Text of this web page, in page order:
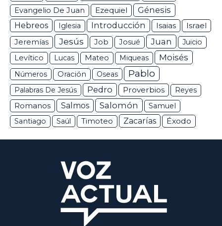
Evangelio De Juan Ezequiel
Génesis
Hebreos
Iglesia Introducción Isaias Israel
Jeremías Jesús Job Josué Juan
Juicio
Levítico
Lucas Mateo Miqueas Moisés
Números Oración Oseas Pablo
Palabras De Jesús Pedro Proverbios Reyes
Romanos Salmos Salomón
Samuel
Santiago
Saúl Timoteo Zacarías Éxodo